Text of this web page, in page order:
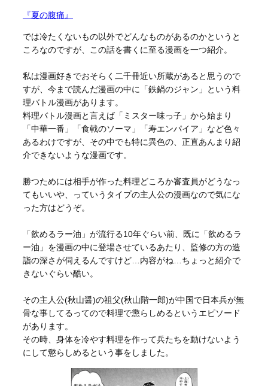
『夏の腹痛』
では冷たくないもの以外でどんなものがあるのかというと
ころなのですが、この話を書くに至る漫画を一つ紹介。
私は漫画好きでおそらく二千冊近い所蔵があると思うので
すが、今まで読んだ漫画の中に「鉄鍋のジャン」という料
理バトル漫画があります。
料理バトル漫画と言えば「ミスター味っ子」から始まり
「中華一番」「食戟のソーマ」「寿エンパイア」など色々
あるわけですが、その中でも特に異色の、正直あんまり紹
介できないような漫画です。
勝つためには相手が作った料理どころか審査員がどうなっ
てもいいや、っていうタイプの主人公の漫画なので気にな
った方はどうぞ。
「飲めるラー油」が流行る10年ぐらい前、既に「飲めるラ
ー油」を漫画の中に登場させているあたり、監修の方の造
詣の深さが伺えるんですけど…内容がね…ちょっと紹介で
きないぐらい酷い。
その主人公(秋山醤)の祖父(秋山階一郎)が中国で日本兵が無
骨な事してるってので料理で懲らしめるというエピソード
があります。
その時、身体を冷やす料理を作って兵たちを動けないよう
にして懲らしめるという事をしました。